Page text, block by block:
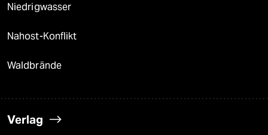
Niedrigwasser
Nahost-Konflikt
Waldbrände
Verlag